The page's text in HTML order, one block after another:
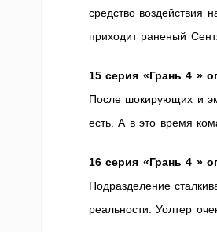
средство воздействия
приходит раненый
15 серия «Грань 4 »
После шокирующих и
есть. А в это время
16 серия «Грань 4 »
Подразделение
реальности. Уолтер